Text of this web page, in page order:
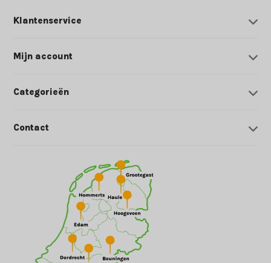
Klantenservice
Mijn account
Categorieën
Contact